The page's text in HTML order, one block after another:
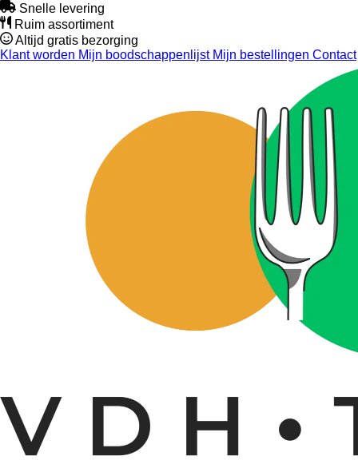
Snelle levering
Ruim assortiment
Altijd gratis bezorging
Klant worden Mijn boodschappenlijstMijn bestellingen Contact